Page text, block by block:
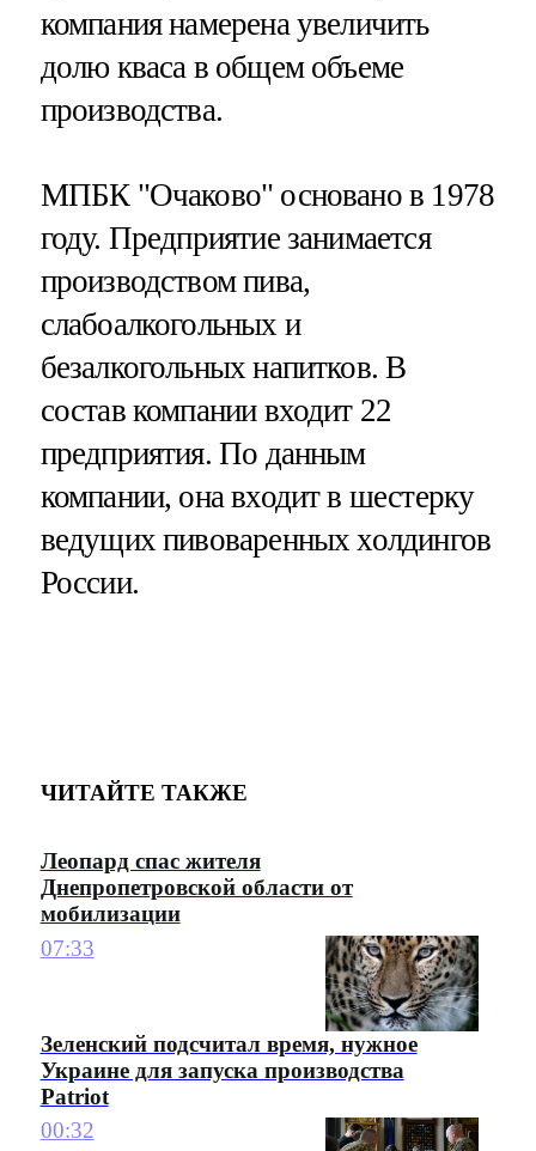
компания намерена увеличить
долю кваса в общем объеме
производства.
МПБК "Очаково" основано в 1978
году. Предприятие занимается
производством пива,
слабоалкогольных и
безалкогольных напитков. В
состав компании входит 22
предприятия. По данным
компании, она входит в шестерку
ведущих пивоваренных холдингов
России.
ЧИТАЙТЕ ТАКЖЕ
Леопард спас жителя
Днепропетровской области от
мобилизации
07:33
Зеленский подсчитал время, нужное
Украине для запуска производства
Patriot
00:32